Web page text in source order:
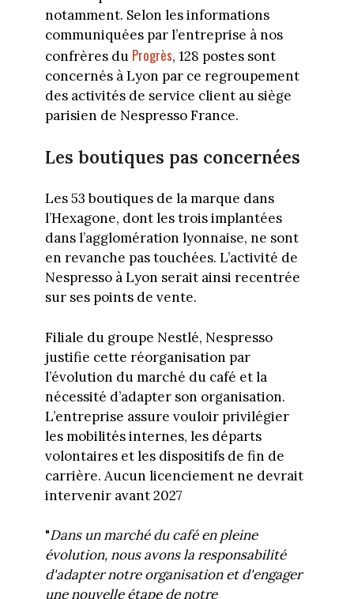
notamment. Selon les informations
communiquées par l’entreprise à nos
confrères du Progrès, 128 postes sont
concernés à Lyon par ce regroupement
des activités de service client au siège
parisien de Nespresso France.
Les boutiques pas concernées
Les 53 boutiques de la marque dans
l’Hexagone, dont les trois implantées
dans l’agglomération lyonnaise, ne sont
en revanche pas touchées. L’activité de
Nespresso à Lyon serait ainsi recentrée
sur ses points de vente.
Filiale du groupe Nestlé, Nespresso
justifie cette réorganisation par
l’évolution du marché du café et la
nécessité d’adapter son organisation.
L’entreprise assure vouloir privilégier
les mobilités internes, les départs
volontaires et les dispositifs de fin de
carrière. Aucun licenciement ne devrait
intervenir avant 2027
"Dans un marché du café en pleine
évolution, nous avons la responsabilité
d'adapter notre organisation et d'engager
une nouvelle étape de notre